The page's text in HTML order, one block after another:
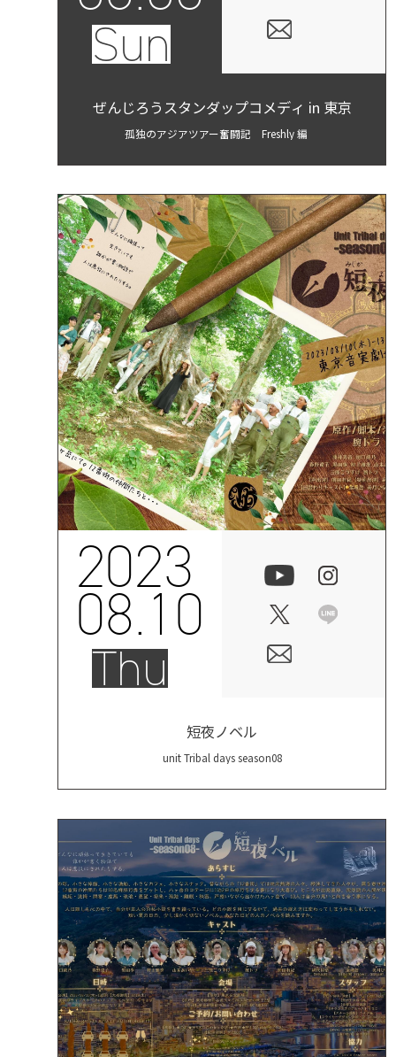
Sun
ぜんじろうスタンダップコメディ in 東京
孤独のアジアツアー奮闘記 Freshly 編
2023
08.10
Thu
短夜ノベル
unit Tribal days season08